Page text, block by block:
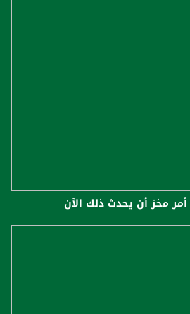
مخز أن يحدث ذلك الآن